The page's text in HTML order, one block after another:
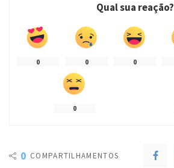
Qual sua reação?
0 0 0
0
0 COMPARTILHAMENTOS